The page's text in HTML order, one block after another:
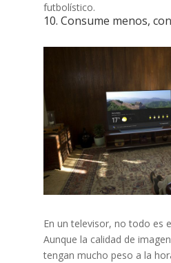
futbolístico.
10. Consume menos,
En un televisor, no todo es
Aunque la calidad de
tengan mucho peso a la